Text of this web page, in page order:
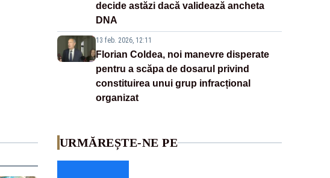
decide astăzi dacă validează ancheta
DNA
13 feb. 2026, 12:11
Florian Coldea, noi manevre disperate
pentru a scăpa de dosarul privind
constituirea unui grup infracțional
organizat
URMĂREȘTE-NE PE